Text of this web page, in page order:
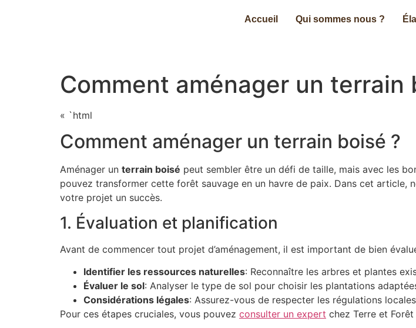
Accueil Qui sommes nous ?
Comment aménager un terrain
« `html
Comment aménager un terrain boisé ?
Aménager un terrain boisé peut sembler être un défi de taille, mais avec les
pouvez transformer cette forêt sauvage en un havre de paix. Dans cet article,
votre projet un succès.
1. Évaluation et planification
Avant de commencer tout projet d’aménagement, il est important de bien
Identifier les ressources naturelles: Reconnaître les arbres et plantes
Évaluer le sol: Analyser le type de sol pour choisir les plantations
Considérations légales: Assurez-vous de respecter les régulations
Pour ces étapes cruciales, vous pouvez consulter un expert chez Terre et